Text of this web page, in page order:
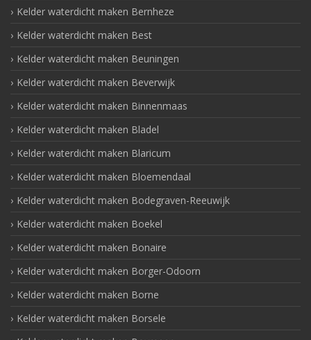
Kelder waterdicht maken Bernheze
Kelder waterdicht maken Best
Kelder waterdicht maken Beuningen
Kelder waterdicht maken Beverwijk
Kelder waterdicht maken Binnenmaas
Kelder waterdicht maken Bladel
Kelder waterdicht maken Blaricum
Kelder waterdicht maken Bloemendaal
Kelder waterdicht maken Bodegraven-Reeuwijk
Kelder waterdicht maken Boekel
Kelder waterdicht maken Bonaire
Kelder waterdicht maken Borger-Odoorn
Kelder waterdicht maken Borne
Kelder waterdicht maken Borsele